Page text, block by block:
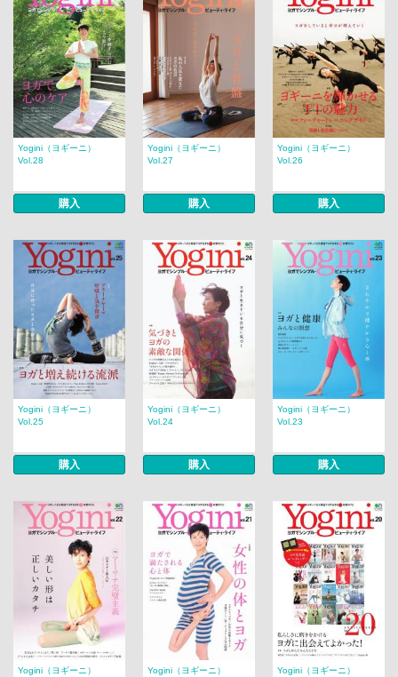
Yogini（ヨギーニ）
Vol.28
購入
Yogini（ヨギーニ）
Vol.27
購入
Yogini（ヨギーニ）
Vol.26
購入
Yogini（ヨギーニ）
Vol.25
購入
Yogini（ヨギーニ）
Vol.24
購入
Yogini（ヨギーニ）
Vol.23
購入
Yogini（ヨギーニ）
Yogini（ヨギーニ）
Yogini（ヨギーニ）